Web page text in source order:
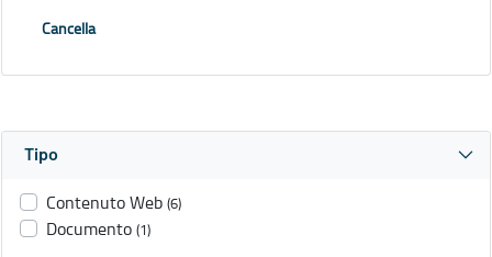
Cancella
Tipo
Contenuto Web (6)
Documento (1)